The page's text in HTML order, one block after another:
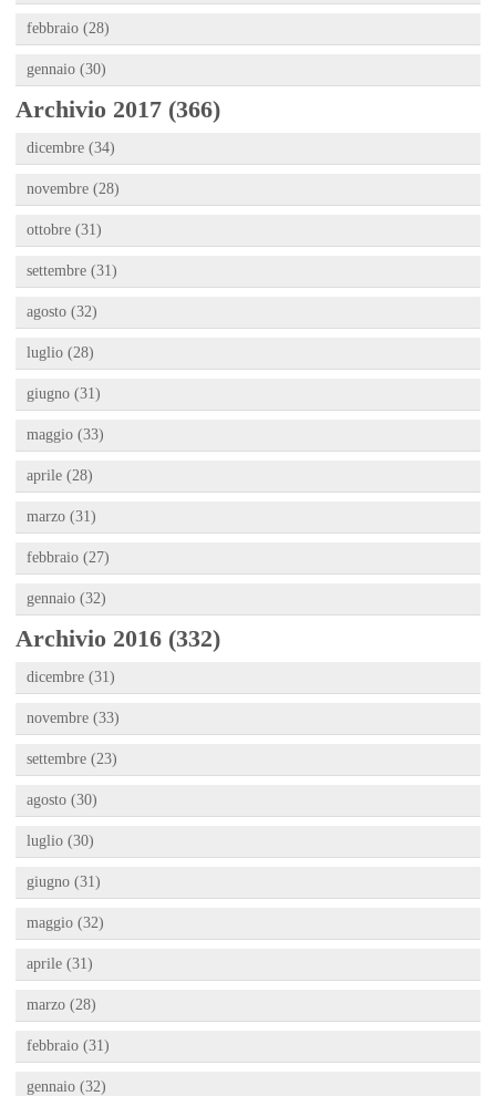
febbraio (28)
gennaio (30)
Archivio 2017 (366)
dicembre (34)
novembre (28)
ottobre (31)
settembre (31)
agosto (32)
luglio (28)
giugno (31)
maggio (33)
aprile (28)
marzo (31)
febbraio (27)
gennaio (32)
Archivio 2016 (332)
dicembre (31)
novembre (33)
settembre (23)
agosto (30)
luglio (30)
giugno (31)
maggio (32)
aprile (31)
marzo (28)
febbraio (31)
gennaio (32)